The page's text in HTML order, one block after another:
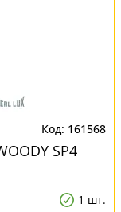
161568
SP4
1 шт.